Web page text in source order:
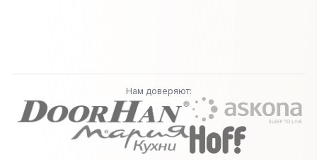
Нам доверяют: